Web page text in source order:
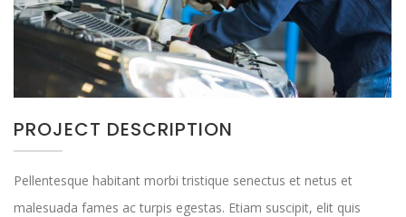
PROJECT DESCRIPTION
Pellentesque habitant morbi tristique senectus et netus et
malesuada fames ac turpis egestas. Etiam suscipit, elit quis